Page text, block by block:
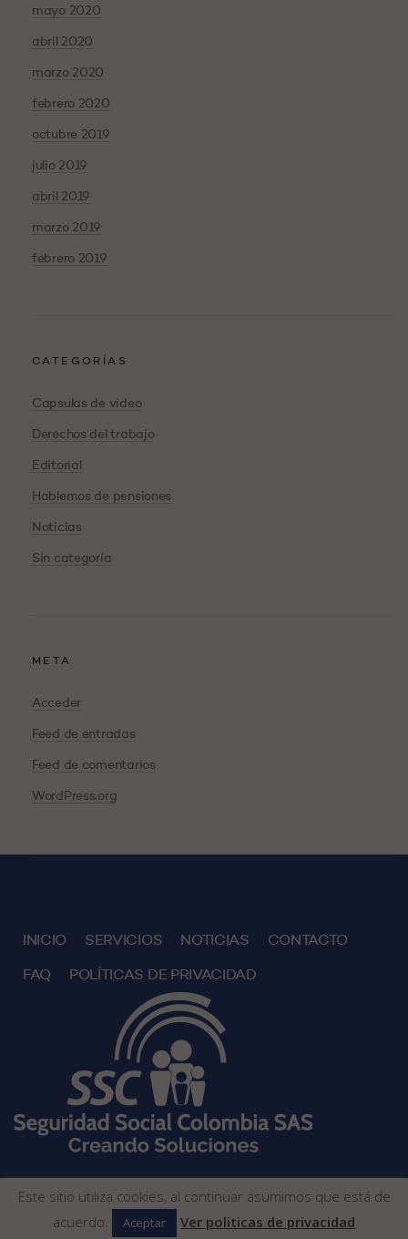
mayo 2020
abril 2020
marzo 2020
febrero 2020
octubre 2019
julio 2019
abril 2019
marzo 2019
febrero 2019
CATEGORÍAS
Capsulas de video
Derechos del trabajo
Editorial
Hablemos de pensiones
Noticias
Sin categoría
META
Acceder
Feed de entradas
Feed de comentarios
WordPress.org
INICIO SERVICIOS NOTICIAS CONTACTO
FAQ POLÍTICAS DE PRIVACIDAD
Copyright 2026 © Seguridad Social Colombia SAS - Creando
Soluciones. Todos los derechos reservados.
Este sitio utiliza cookies, al continuar asumimos que está de
acuerdo.
Aceptar Ver politicas de privacidad